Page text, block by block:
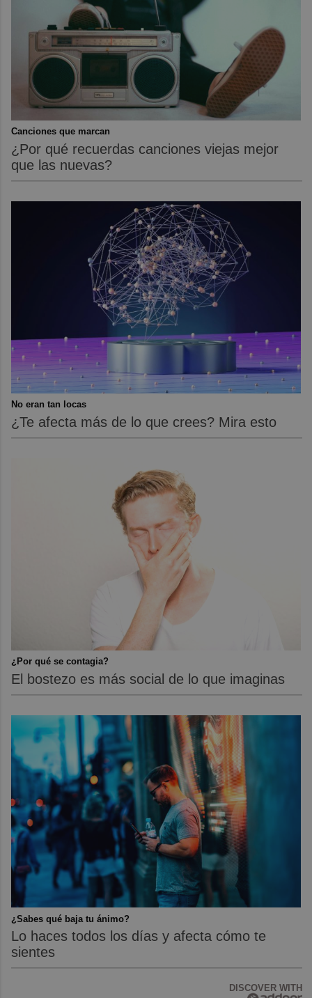
Canciones que marcan
¿Por qué recuerdas canciones viejas mejor
que las nuevas?
No eran tan locas
¿Te afecta más de lo que crees? Mira esto
¿Por qué se contagia?
El bostezo es más social de lo que imaginas
¿Sabes qué baja tu ánimo?
Lo haces todos los días y afecta cómo te
sientes
DISCOVER WITH